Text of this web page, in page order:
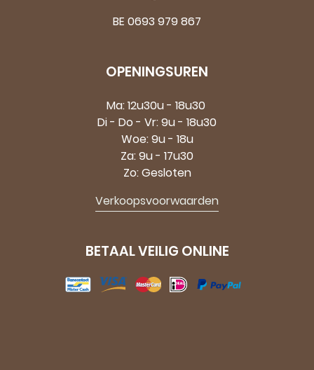
BE 0693 979 867
OPENINGSUREN
Ma: 12u30u - 18u30
Di - Do - Vr: 9u - 18u30
Woe: 9u - 18u
Za: 9u - 17u30
Zo: Gesloten
Verkoopsvoorwaarden
BETAAL VEILIG ONLINE